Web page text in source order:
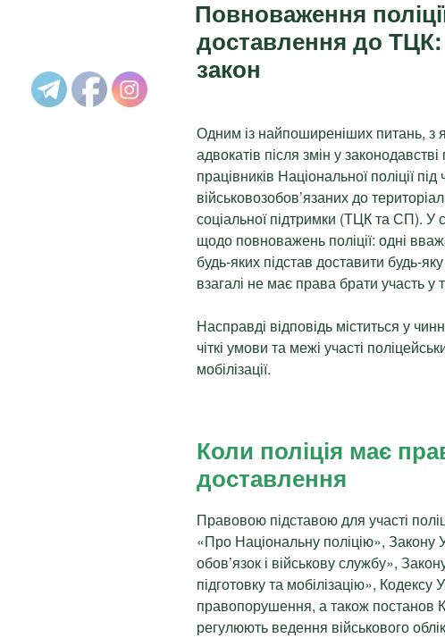
Повноваження
доставлення до
закон
Одним із найпоширеніших питань, з
адвокатів після змін у
працівників Національної поліції
військовозобов’язаних до
соціальної підтримки (ТЦК та СП). У
щодо повноважень поліції: одні
будь-яких підстав доставити будь-
взагалі не має права брати участь у
Насправді відповідь міститься у
чіткі умови та межі участі
мобілізації.
Коли поліція має
доставлення
Правовою підставою для участі
«Про Національну поліцію», Закону
обов’язок і військову службу»,
підготовку та мобілізацію», Кодексу
правопорушення, а також постанов
регулюють ведення військового